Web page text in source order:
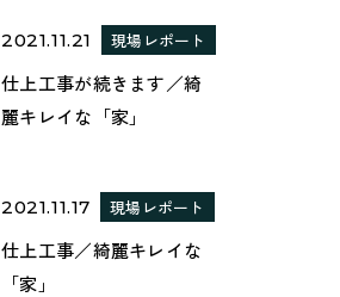
2021.11.21 現場レポート
仕上工事が続きます／綺
麗キレイな「家」
2021.11.17 現場レポート
仕上工事／綺麗キレイな
「家」